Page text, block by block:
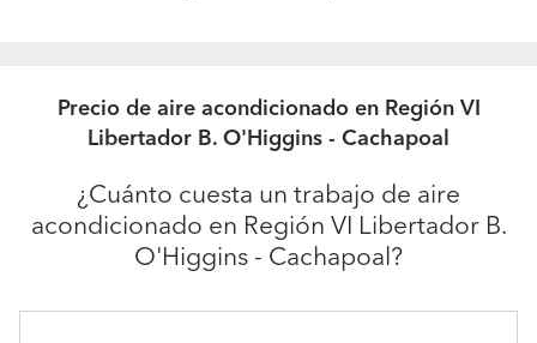
Precio de aire acondicionado en Región VI
Libertador B. O'Higgins - Cachapoal
¿Cuánto cuesta un trabajo de aire
acondicionado en Región VI Libertador B.
O'Higgins - Cachapoal?